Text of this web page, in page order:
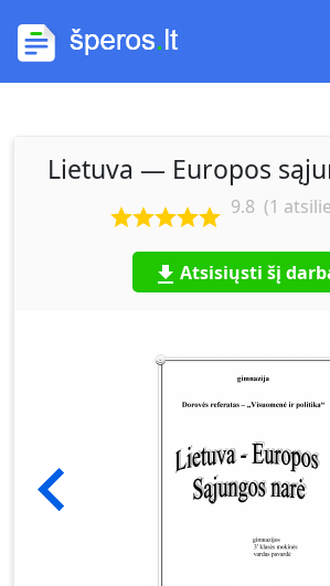
Lietuva — Europos
9.8 (1
Atsisiųsti šį